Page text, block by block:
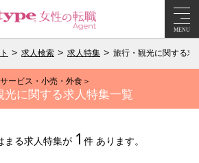
MENU
求人検索 求人特集 旅行・観光に関する求
サービス・小売・外食＞
光に関する求人特集一覧
まる求人特集が 1 件 あります。